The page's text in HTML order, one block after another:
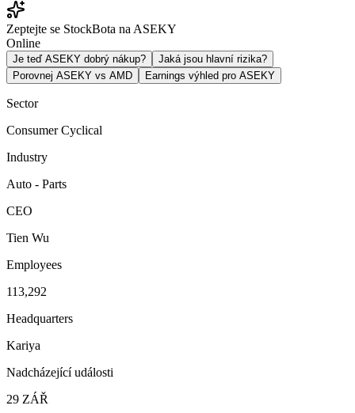
Zeptejte se StockBota na ASEKY
Online
Je teď ASEKY dobrý nákup?
Jaká jsou hlavní rizika?
Porovnej ASEKY vs AMD
Earnings výhled pro ASEKY
Sector
Consumer Cyclical
Industry
Auto - Parts
CEO
Tien Wu
Employees
113,292
Headquarters
Kariya
Nadcházející události
29 ZÁŘ